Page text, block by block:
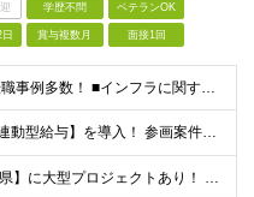
学歴不問 ベテランOK
賞与複数月 面接1回
◎20～60代の転職事例多数！ ■インフラに関する何らかのご経験 ■学歴不問/転職回数は一切不問！
当社では【単価連動型給与】を導入！ 参画案件の契約単価に連動して給与が決定。 還元率は単価の【70％～80％】と東証プライム上場グループとして高水準です！（社会保険料・教育コスト含む） ■関東：月給
【全国47都道府県】に大型プロジェクトあり！ 主要勤務地： 北海道/宮城県/栃木県/埼玉県/千葉県/東京都/神奈川県/愛知県/大阪府/京都府/兵庫県/広島県/福岡県/熊本県 ※勤務エリアは、あなたの